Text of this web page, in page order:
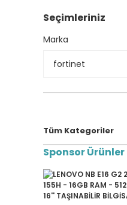
Seçimleriniz
Marka
fortinet
Tüm Kategoriler
Sponsor Ürünler